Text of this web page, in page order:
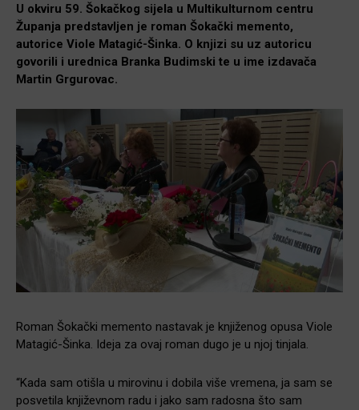
U okviru 59. Šokačkog sijela u Multikulturnom centru
Županja predstavljen je roman Šokački memento,
autorice Viole Matagić-Šinka. O knjizi su uz autoricu
govorili i urednica Branka Budimski te u ime izdavača
Martin Grgurovac.
Roman Šokački memento nastavak je knjiženog opusa Viole
Matagić-Šinka. Ideja za ovaj roman dugo je u njoj tinjala.
“Kada sam otišla u mirovinu i dobila više vremena, ja sam se
posvetila književnom radu i jako sam radosna što sam